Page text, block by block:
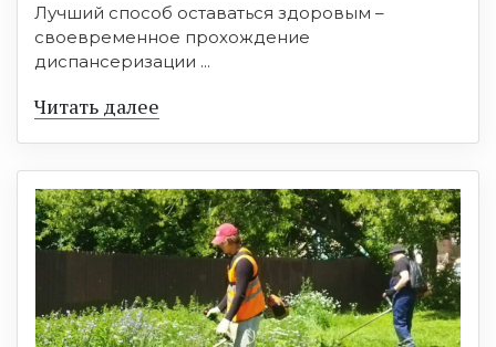
Лучший способ оставаться здоровым –
своевременное прохождение
диспансеризации ...
Читать далее